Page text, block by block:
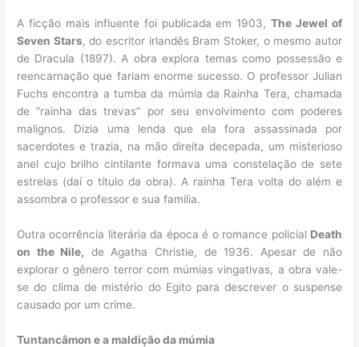
A ficção mais influente foi publicada em 1903,The Jewel of
Seven Stars, do escritor irlandês Bram Stoker, o mesmo autor
de Dracula (1897). A obra explora temas como possessão e
reencarnação que fariam enorme sucesso. O professor Julian
Fuchs encontra a tumba da múmia da Rainha Tera, chamada
de “rainha das trevas” por seu envolvimento com poderes
malignos. Dizia uma lenda que ela fora assassinada por
sacerdotes e trazia, na mão direita decepada, um misterioso
anel cujo brilho cintilante formava uma constelação de sete
estrelas (daí o título da obra). A rainha Tera volta do além e
assombra o professor e sua família.
Outra ocorrência literária da época é o romance policial Death
on the Nile, de Agatha Christie, de 1936. Apesar de não
explorar o gênero terror com múmias vingativas, a obra vale-
se do clima de mistério do Egito para descrever o suspense
causado por um crime.
Tuntancâmon e a maldição da múmia